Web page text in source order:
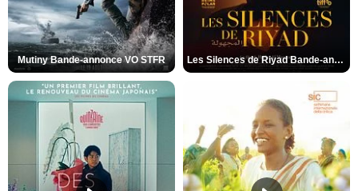
Mutiny Bande-annonce VO STFR Les Silences de Riyad Bande-annonce VO STFR